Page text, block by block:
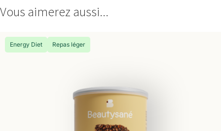
Vous aimerez aussi...
Energy Diet Repas léger